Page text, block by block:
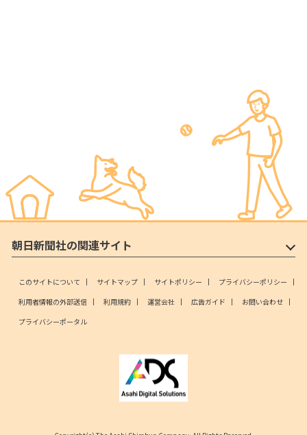
朝日新聞社の関連サイト
このサイトについて サイトマップ サイトポリシー
プライバシーポリシー
利用者情報の外部送信
利用規約 運営会社 広告ガイド
お問い合わせ
プライバシーポータル